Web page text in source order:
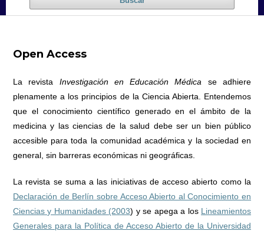
Open Access
La revista Investigación en Educación Médica se adhiere
plenamente a los principios de la Ciencia Abierta. Entendemos
que el conocimiento científico generado en el ámbito de la
medicina y las ciencias de la salud debe ser un bien público
accesible para toda la comunidad académica y la sociedad en
general, sin barreras económicas ni geográficas.
La revista se suma a las iniciativas de acceso abierto como la
Declaración de Berlín sobre Acceso Abierto al Conocimiento en
Ciencias y Humanidades (2003) y se apega a los Lineamientos
Generales para la Política de Acceso Abierto de la Universidad